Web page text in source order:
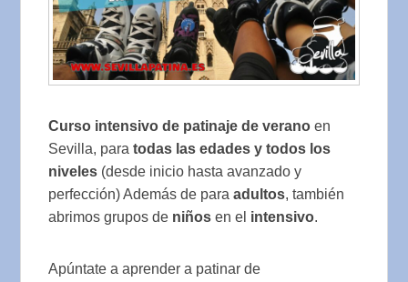
Curso intensivo de patinaje de verano en
Sevilla, para todas las edades y todos los
niveles (desde inicio hasta avanzado y
perfección) Además de paraadultos, también
abrimos grupos de niños en el intensivo.
Apúntate a aprender a patinar de